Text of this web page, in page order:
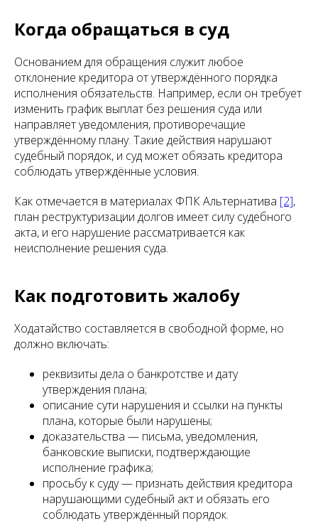
Когда обращаться в суд
Основанием для обращения служит любое
отклонение кредитора от утверждённого порядка
исполнения обязательств. Например, если он требует
изменить график выплат без решения суда или
направляет уведомления, противоречащие
утверждённому плану. Такие действия нарушают
судебный порядок, и суд может обязать кредитора
соблюдать утверждённые условия.
Как отмечается в материалах ФПК Альтернатива [2],
план реструктуризации долгов имеет силу судебного
акта, и его нарушение рассматривается как
неисполнение решения суда.
Как подготовить жалобу
Ходатайство составляется в свободной форме, но
должно включать:
реквизиты дела о банкротстве и дату
утверждения плана;
описание сути нарушения и ссылки на пункты
плана, которые были нарушены;
доказательства — письма, уведомления,
банковские выписки, подтверждающие
исполнение графика;
просьбу к суду — признать действия кредитора
нарушающими судебный акт и обязать его
соблюдать утверждённый порядок.